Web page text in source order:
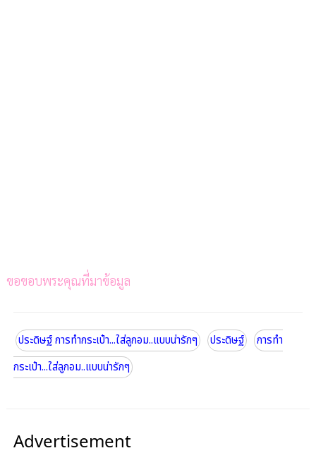
ขอขอบพระคุณที่มาข้อมูล
ประดิษฐ์ การทำกระเป๋า...ใส่ลูกอม..แบบน่ารักๆ ประดิษฐ์
การทำ
กระเป๋า...ใส่ลูกอม..แบบน่ารักๆ
Advertisement